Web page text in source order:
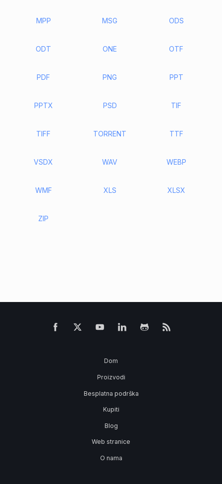
MPP MSG ODS
ODT ONE OTF
PDF PNG PPT
PPTX PSD TIF
TIFF TORRENT TTF
VSDX WAV WEBP
WMF XLS XLSX
ZIP
Dom
Proizvodi
Besplatna podrška
Kupiti
Blog
Web stranice
O nama